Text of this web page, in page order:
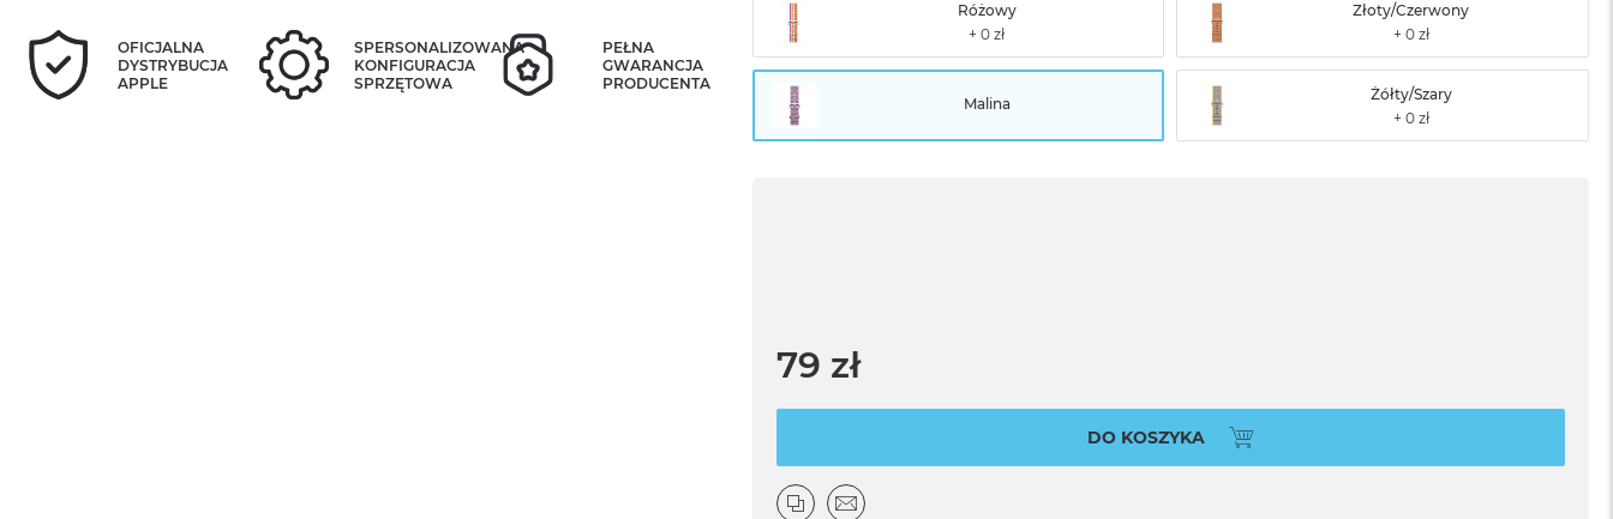
Różowy Złoty/Czerwony
Malina
Żółty/Szary
79 zł
DO KOSZYKA
OFICJALNA
DYSTRYBUCJA
APPLE
SPERSONALIZOWANA
KONFIGURACJA
SPRZĘTOWA
PEŁNA
GWARANCJA
PRODUCENTA